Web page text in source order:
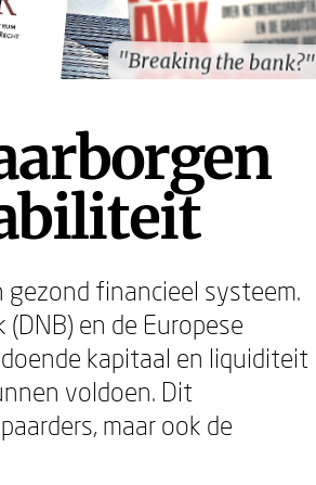
"Breaking the bank?"
"Breaking the bank?"
financieel systeem.
en de Europese
kapitaal en liquiditeit
voldoen. Dit
maar ook de